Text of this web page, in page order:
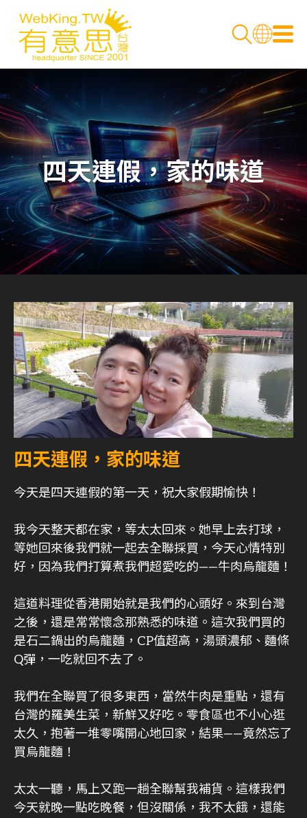
四天連假，家的味道
四天連假，家的味道
今天是四天連假的第一天，祝大家假期愉快！
我今天整天都在家，等太太回來。她早上去打球，
等她回來後我們就一起去全聯採買，今天心情特別
好，因為我們打算煮我們超愛吃的——牛肉烏龍麵！
這道料理從香港開始就是我們的心頭好。來到台灣
之後，還是常常懷念那熟悉的味道。這次我們買的
是石二鍋出的烏龍麵，CP值超高，湯頭濃郁、麵條
Q彈，一吃就回不去了。
我們在全聯買了很多東西，當然牛肉是重點，還有
台灣的羅美生菜，新鮮又好吃。零食區也不小心逛
太久，抱著一堆零嘴開心地回家，結果——竟然忘了
買烏龍麵！
太太一聽，馬上又跑一趟全聯幫我補貨。這樣我們
今天就晚一點吃晚餐，但沒關係，我不太餓，還能